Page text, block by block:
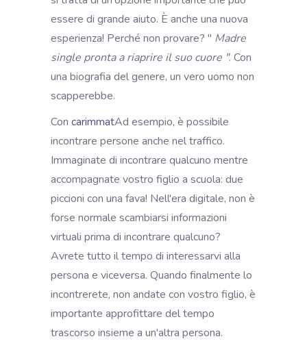
essere di grande aiuto. È anche una nuova
esperienza! Perché non provare? " Madre
single pronta a riaprire il suo cuore ". Con
una biografia del genere, un vero uomo non
scapperebbe.
Con carimmatAd esempio, è possibile
incontrare persone anche nel traffico.
Immaginate di incontrare qualcuno mentre
accompagnate vostro figlio a scuola: due
piccioni con una fava! Nell'era digitale, non è
forse normale scambiarsi informazioni
virtuali prima di incontrare qualcuno?
Avrete tutto il tempo di interessarvi alla
persona e viceversa. Quando finalmente lo
incontrerete, non andate con vostro figlio, è
importante approfittare del tempo
trascorso insieme a un'altra persona.